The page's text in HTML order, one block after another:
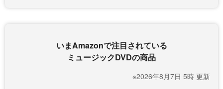
いまAmazonで注目されている
ミュージックDVDの商品
※2026年8月7日 5時 更新